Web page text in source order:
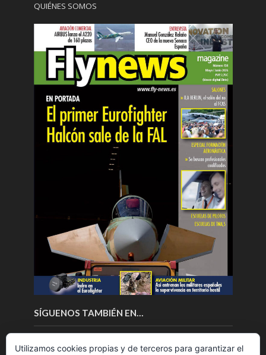
QUIÉNES SOMOS
SÍGUENOS TAMBIÉN EN…
Utilizamos cookies propias y de terceros para garantizar el